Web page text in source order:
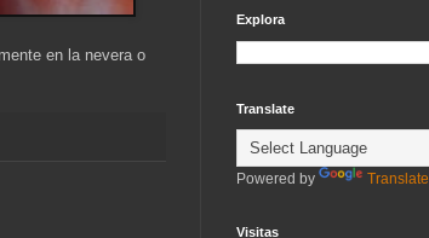
en la nevera o
Explora
Translate
Powered by Translate
Visitas